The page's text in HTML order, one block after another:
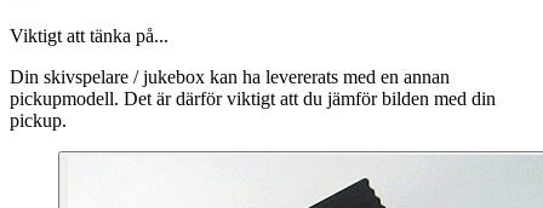
Viktigt att tänka på...
Din skivspelare / jukebox kan ha levererats med en annan
pickupmodell. Det är därför viktigt att du jämför bilden med din
pickup.